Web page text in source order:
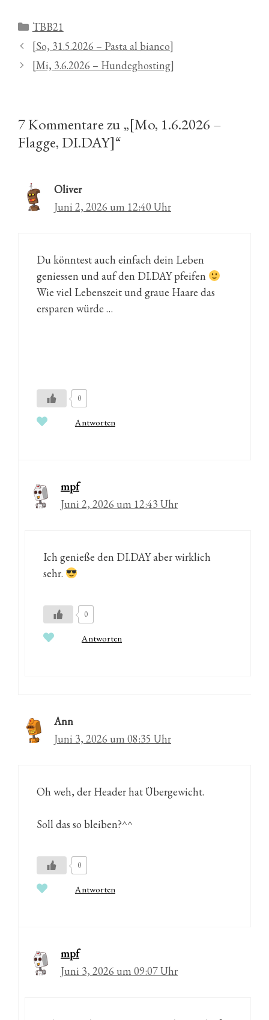
Kategorien
TBB21
[So, 31.5.2026 – Pasta al bianco]
[Mi, 3.6.2026 – Hundeghosting]
7 Kommentare zu „[Mo, 1.6.2026 –
Flagge, DI.DAY]“
Oliver
Juni 2, 2026 um 12:40 Uhr
Du könntest auch einfach dein Leben
geniessen und auf den DI.DAY pfeifen
Wie viel Lebenszeit und graue Haare das
ersparen würde …
0
Antworten
mpf
Juni 2, 2026 um 12:43 Uhr
Ich genieße den DI.DAY aber wirklich
sehr.
0
Antworten
Ann
Juni 3, 2026 um 08:35 Uhr
Oh weh, der Header hat Übergewicht.
Soll das so bleiben?^^
0
Antworten
mpf
Juni 3, 2026 um 09:07 Uhr